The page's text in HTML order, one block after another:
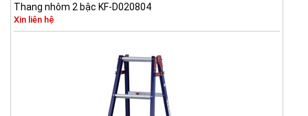
Thang nhôm 2 bậc KF-D020804
Xin liên hệ